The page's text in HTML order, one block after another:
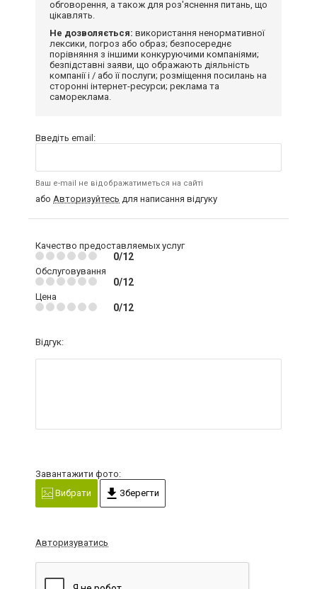
обговорення, а також для роз'яснення питань, що
цікавлять.
Не дозволяється: використання ненормативної
лексики, погроз або образ; безпосереднє
порівняння з іншими конкуруючими компаніями;
безпідставні заяви, що ображають діяльність
компанії і / або її послуги; розміщення посилань на
сторонні інтернет-ресурси; реклама та
самореклама.
Введіть email:
Ваш e-mail не відображатиметься на сайті
або Авторизуйтесь для написання відгуку
Качество предоставляемых услуг
0/12
Обслуговування
0/12
Цена
0/12
Відгук:
Завантажити фото:
Вибрати
Зберегти
Авторизуватись